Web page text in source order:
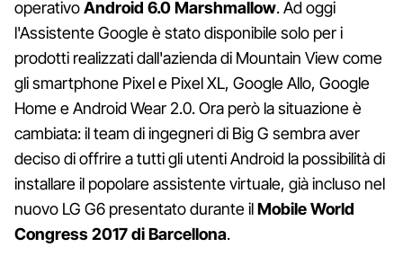
operativoAndroid 6.0 Marshmallow. Ad oggi
l'Assistente Google è stato disponibile solo per i
prodotti realizzati dall'azienda di Mountain View come
gli smartphone Pixel e Pixel XL, Google Allo, Google
Home e Android Wear 2.0. Ora però la situazione è
cambiata: il team di ingegneri di Big G sembra aver
deciso di offrire a tutti gli utenti Android la possibilità di
installare il popolare assistente virtuale, già incluso nel
nuovo LG G6 presentato durante ilMobile World
Congress 2017 di Barcellona.